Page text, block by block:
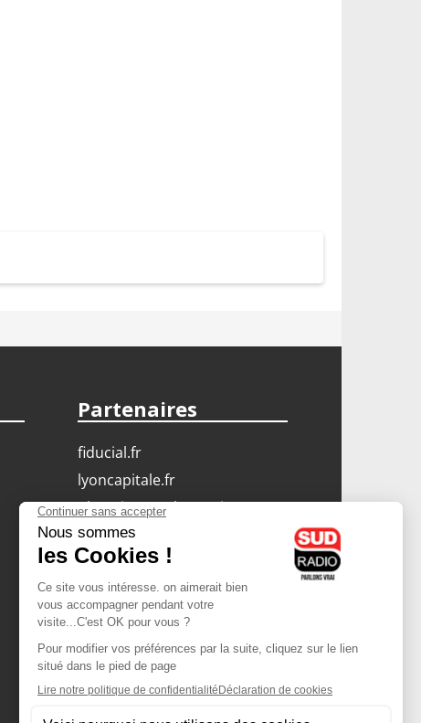
Partenaires
fiducial.fr
lyoncapitale.fr
olympique-et-lyonnais.com
L'application Iphone
/ Android
Téléchargez l'application